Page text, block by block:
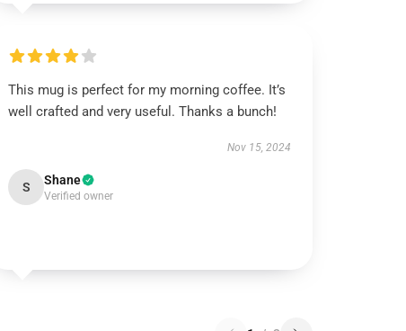
This mug is perfect for my morning coffee. It’s
well crafted and very useful. Thanks a bunch!
Nov 15, 2024
S Shane
Verified owner